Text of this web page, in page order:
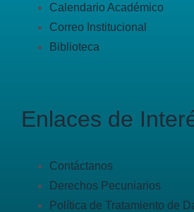
Calendario Académico
Correo Institucional
Biblioteca
Enlaces de
Contáctanos
Derechos Pecuniarios
Política de Tratamiento de